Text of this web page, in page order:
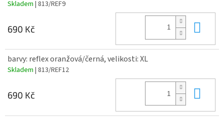
Skladem | 813/REF9
690 Kč
barvy: reflex oranžová/černá, velikosti: XL
Skladem | 813/REF12
690 Kč